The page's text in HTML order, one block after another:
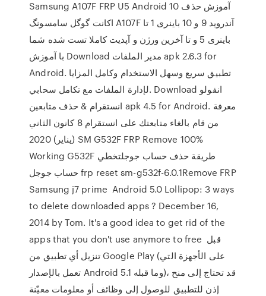
Samsung A107F FRP U5 Android 10 آموزش حذف
اکانت گوگل سامسونگ A107F آندروید 9 و 10 باینری 1 تا
باینری 5 و تا آخرین ورژن و آپدیت کاملا تست شده شما
با آموزش Download مدير الملفات apk 2.6.3 for
Android. تطبيق سريع وسهل الاستخدام وكامل المزايا
لإدارة الملفات مع تكامل سحابي. Download انفولو
انستقرام & حذف متابعين apk 4.5 for Android. معرفة
من قام بالغاء متابعتك على انستقرام 8 كانون الثاني
(يناير) 2020 SM G532F FRP Remove 100%
Working G532F طريقة حذف حساب جوجلتخطي
حساب جوجل frp reset sm-g532f-6.0.1Remove FRP
Samsung j7 prime Android 5.0 Lollipop: 3 ways
to delete downloaded apps ? December 16,
2014 by Tom. It's a good idea to get rid of the
apps that you don't use anymore to free قبل
تنزيل أي تطبيق من Google Play (على الأجهزة التي
تعمل بالإصدار Android 5.1 وما قبله)، قد تحتاج إلى منح
إذن للتطبيق للوصول إلى وظائف أو معلومات معيّنة